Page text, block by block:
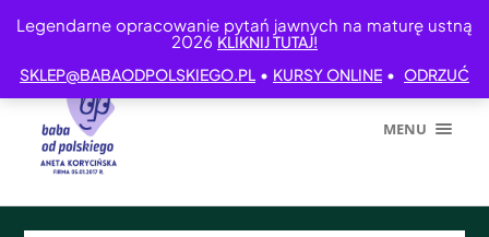
Legendarne opracowanie pytań jawnych na maturę ustną
2026 KLIKNIJ TUTAJ!
SKLEP@BABAODPOLSKIEGO.PL • KURSY ONLINE • ODRZUĆ
MENU